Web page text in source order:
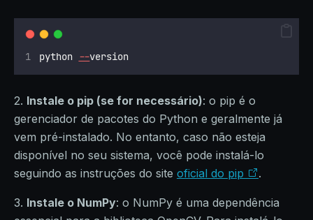
python --version
2. Instale o pip (se for necessário): o pip é o
gerenciador de pacotes do Python e geralmente já
vem pré-instalado. No entanto, caso não esteja
disponível no seu sistema, você pode instalá-lo
seguindo as instruções do site oficial do pip .
3. Instale o NumPy: o NumPy é uma dependência